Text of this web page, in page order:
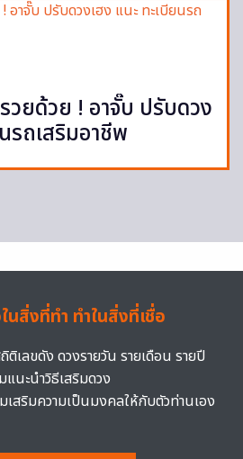
วยด้วย ! อาจั๊บ ปรับดวง
รถเสริมอาชีพ
นสิ่งที่ทำ ทำในสิ่งที่เชื่อ
ติเลขดัง ดวงรายวัน รายเดือน รายปี
นะนำวิธีเสริมดวง
สริมความเป็นมงคลให้กับตัวท่านเอง